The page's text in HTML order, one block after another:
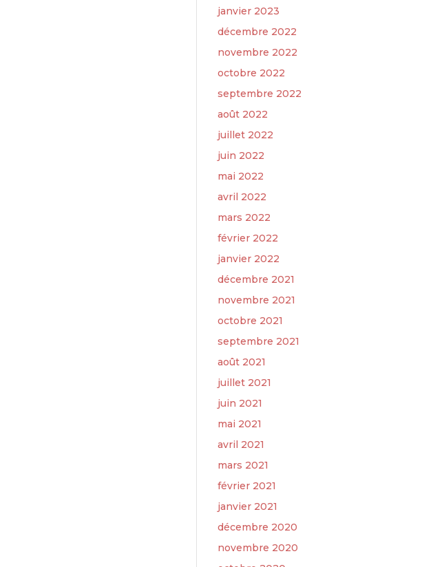
janvier 2023
décembre 2022
novembre 2022
octobre 2022
septembre 2022
août 2022
juillet 2022
juin 2022
mai 2022
avril 2022
mars 2022
février 2022
janvier 2022
décembre 2021
novembre 2021
octobre 2021
septembre 2021
août 2021
juillet 2021
juin 2021
mai 2021
avril 2021
mars 2021
février 2021
janvier 2021
décembre 2020
novembre 2020